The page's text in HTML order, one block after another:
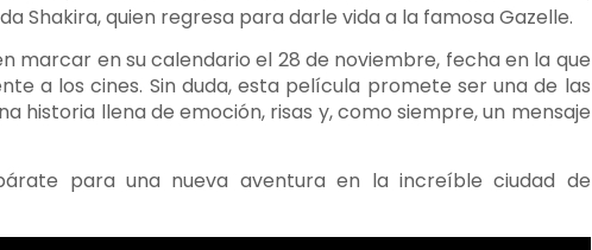
Shakira, quien regresa para darle vida a la famosa Gazelle.
marcar en su calendario el 28 de noviembre, fecha en la que
a los cines. Sin duda, esta película promete ser una de las
historia llena de emoción, risas y, como siempre, un mensaje
para una nueva aventura en la increíble ciudad de